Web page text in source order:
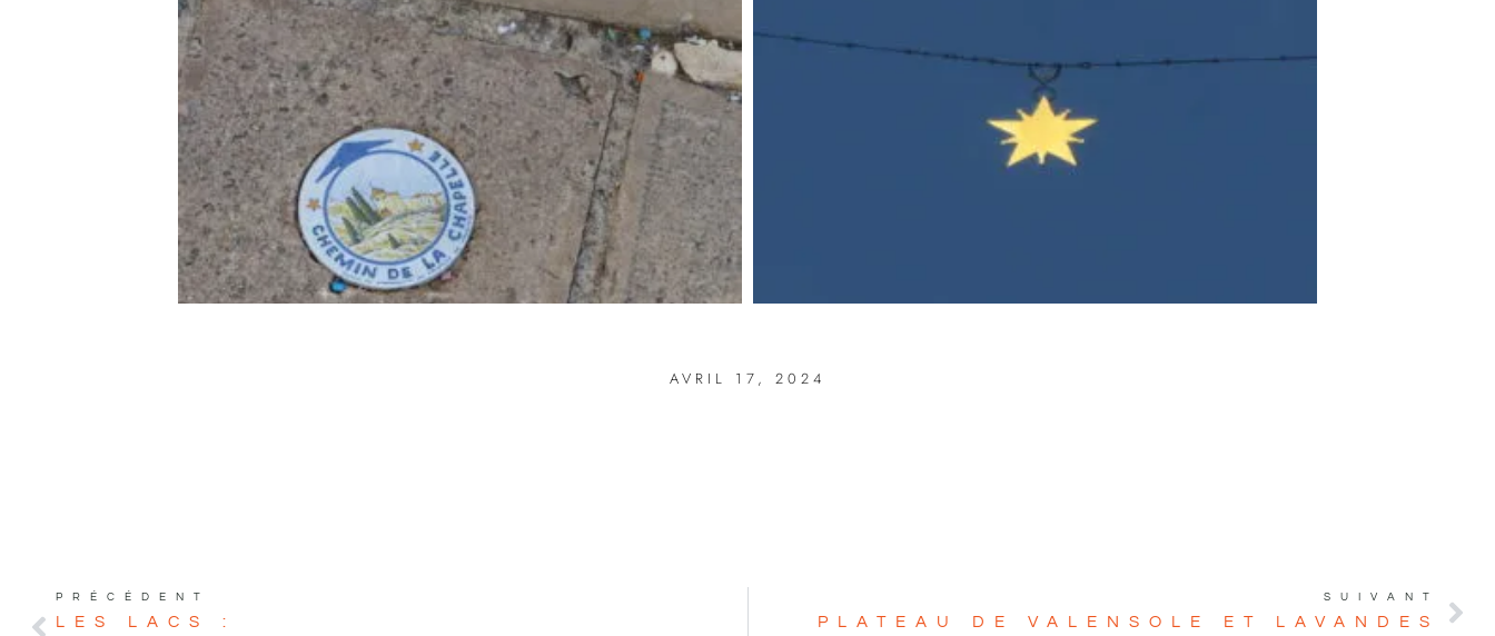
AVRIL 17, 2024
PRÉCÉDENT
LES LACS :
SUIVANT
PLATEAU DE VALENSOLE ET LAVANDES